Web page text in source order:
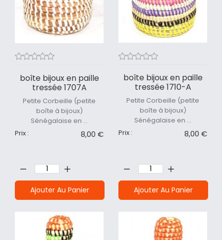
boîte bijoux en paille
tressée 1707A
Petite Corbeille (petite
boîte à bijoux)
Sénégalaise en ...
Prix :
8,00 €
Ajouter Au Panier
boîte bijoux en paille
tressée 1710-A
Petite Corbeille (petite
boîte à bijoux)
Sénégalaise en ...
Prix :
8,00 €
Ajouter Au Panier